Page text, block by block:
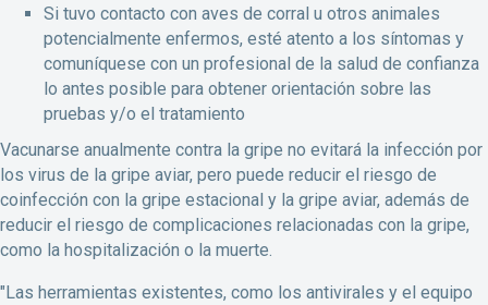
Si tuvo contacto con aves de corral u otros animales
potencialmente enfermos, esté atento a los síntomas y
comuníquese con un profesional de la salud de confianza
lo antes posible para obtener orientación sobre las
pruebas y/o el tratamiento
Vacunarse anualmente contra la gripe no evitará la infección por
los virus de la gripe aviar, pero puede reducir el riesgo de
coinfección con la gripe estacional y la gripe aviar, además de
reducir el riesgo de complicaciones relacionadas con la gripe,
como la hospitalización o la muerte.
"Las herramientas existentes, como los antivirales y el equipo